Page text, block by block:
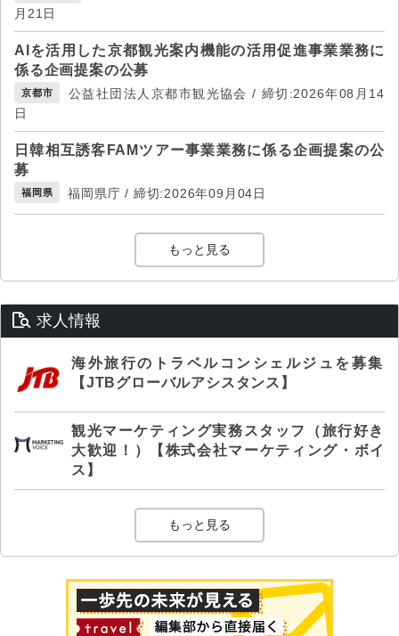
月21日
AIを活用した京都観光案内機能の活用促進事業業務に
係る企画提案の公募
京都市
公益社団法人京都市観光協会 / 締切:2026年08月14
日
日韓相互誘客FAMツアー事業業務に係る企画提案の公
募
福岡県 福岡県庁 / 締切:2026年09月04日
もっと見る
求人情報
海外旅行のトラベルコンシェルジュを募集
【JTBグローバルアシスタンス】
観光マーケティング実務スタッフ（旅行好き
大歓迎！）【株式会社マーケティング・ボイ
ス】
もっと見る